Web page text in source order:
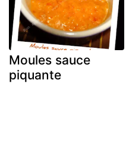
Moules sauce
piquante